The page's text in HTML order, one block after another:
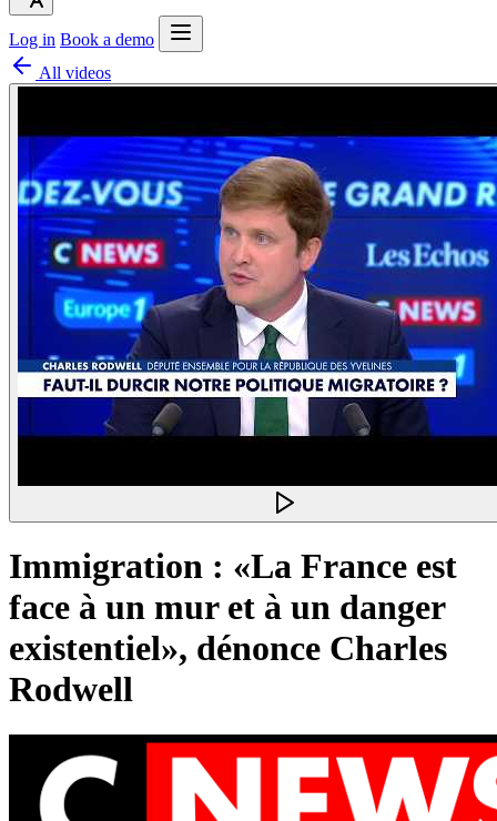
Log in Book a demo
All videos
Immigration : «La France est
face à un mur et à un danger
existentiel», dénonce Charles
Rodwell